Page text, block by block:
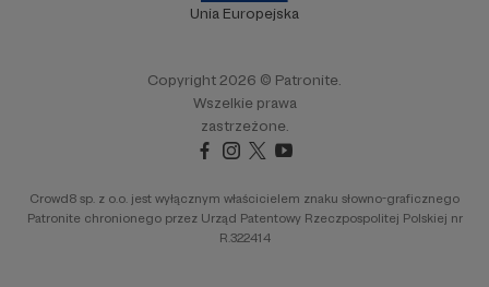
Unia Europejska
Copyright 2026 © Patronite.
Wszelkie prawa
zastrzeżone.
Crowd8 sp. z o.o. jest wyłącznym właścicielem znaku słowno-graficznego
Patronite chronionego przez Urząd Patentowy Rzeczpospolitej Polskiej nr
R.322414